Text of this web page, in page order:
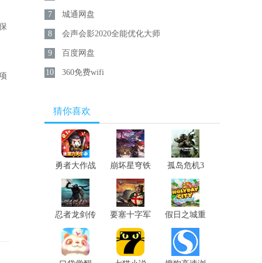
7 城通网盘
8 会声会影2020全能优化大师
9 百度网盘
10 360免费wifi
猜你喜欢
勇者大作战
崩坏星穹铁
孤岛危机3
忍者龙剑传
要塞十字军
假日之城重